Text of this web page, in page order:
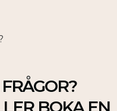
BOKA EN